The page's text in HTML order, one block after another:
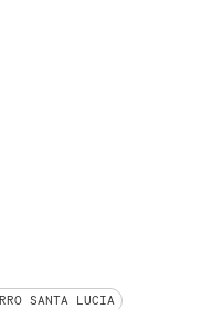
SANTA LUCIA